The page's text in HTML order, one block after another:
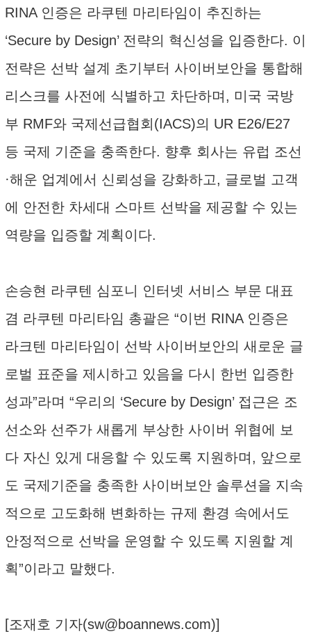
RINA 인증은 라쿠텐 마리타임이 추진하는
‘Secure by Design’ 전략의 혁신성을 입증한다. 이
전략은 선박 설계 초기부터 사이버보안을 통합해
리스크를 사전에 식별하고 차단하며, 미국 국방
부 RMF와 국제선급협회(IACS)의 UR E26/E27
등 국제 기준을 충족한다. 향후 회사는 유럽 조선
·해운 업계에서 신뢰성을 강화하고, 글로벌 고객
에 안전한 차세대 스마트 선박을 제공할 수 있는
역량을 입증할 계획이다.
손승현 라쿠텐 심포니 인터넷 서비스 부문 대표
겸 라쿠텐 마리타임 총괄은 “이번 RINA 인증은
라크텐 마리타임이 선박 사이버보안의 새로운 글
로벌 표준을 제시하고 있음을 다시 한번 입증한
성과”라며 “우리의 ‘Secure by Design’ 접근은 조
선소와 선주가 새롭게 부상한 사이버 위협에 보
다 자신 있게 대응할 수 있도록 지원하며, 앞으로
도 국제기준을 충족한 사이버보안 솔루션을 지속
적으로 고도화해 변화하는 규제 환경 속에서도
안정적으로 선박을 운영할 수 있도록 지원할 계
획”이라고 말했다.
[조재호 기자(sw@boannews.com)]